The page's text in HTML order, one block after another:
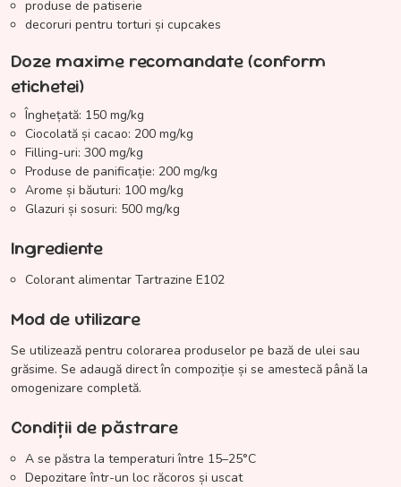
produse de patiserie
decoruri pentru torturi și cupcakes
Doze maxime recomandate (conform
etichetei)
Înghețată: 150 mg/kg
Ciocolată și cacao: 200 mg/kg
Filling-uri: 300 mg/kg
Produse de panificație: 200 mg/kg
Arome și băuturi: 100 mg/kg
Glazuri și sosuri: 500 mg/kg
Ingrediente
Colorant alimentar Tartrazine E102
Mod de utilizare
Se utilizează pentru colorarea produselor pe bază de ulei sau
grăsime. Se adaugă direct în compoziție și se amestecă până la
omogenizare completă.
Condiții de păstrare
A se păstra la temperaturi între 15–25°C
Depozitare într-un loc răcoros și uscat